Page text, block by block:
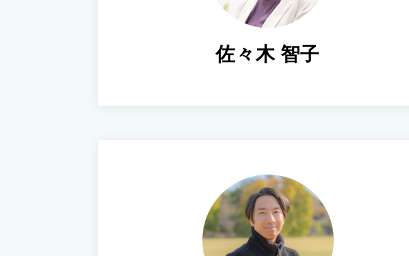
佐々木 智子